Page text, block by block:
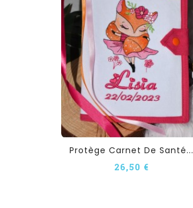
Protège Carnet De Santé...
26,50 €